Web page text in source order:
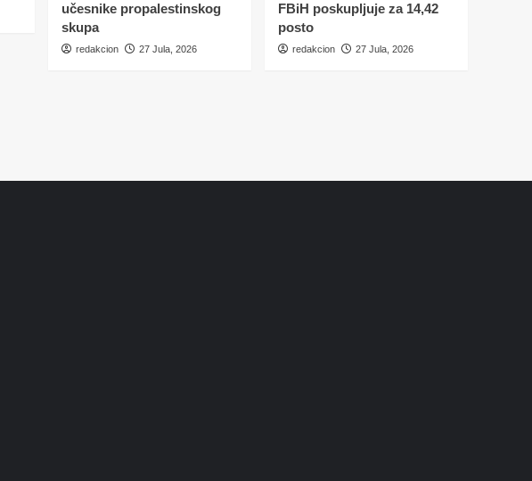
učesnike propalestinskog
skupa
redakcion 27 Jula, 2026
FBiH poskupljuje za 14,42
posto
redakcion 27 Jula, 2026